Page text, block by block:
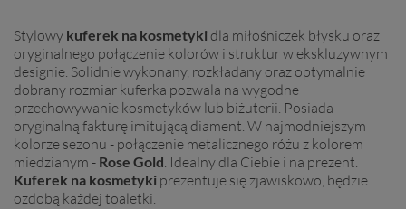
Stylowy kuferek na kosmetyki dla miłośniczek błysku oraz
oryginalnego połączenie kolorów i struktur w ekskluzywnym
designie. Solidnie wykonany, rozkładany oraz optymalnie
dobrany rozmiar kuferka pozwala na wygodne
przechowywanie kosmetyków lub biżuterii. Posiada
oryginalną fakturę imitującą diament. W najmodniejszym
kolorze sezonu - połączenie metalicznego różu z kolorem
miedzianym - Rose Gold. Idealny dla Ciebie i na prezent.
Kuferek na kosmetyki prezentuje się zjawiskowo, będzie
ozdobą każdej toaletki.